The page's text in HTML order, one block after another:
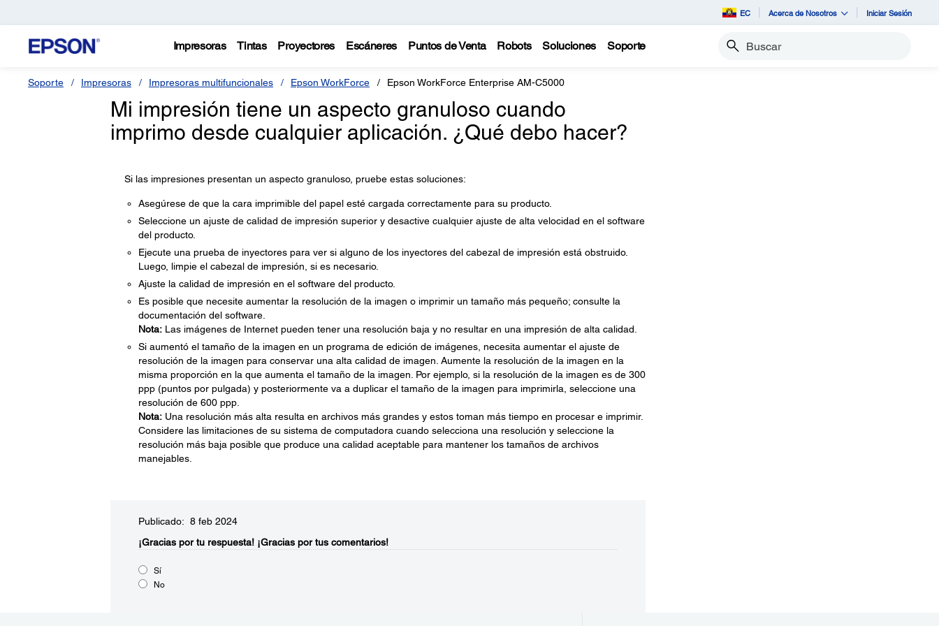
EC Acerca de Nosotros Iniciar Sesión
Impresoras Tintas Proyectores Escáneres Puntos de Venta Robots Soluciones Soporte Buscar
Soporte Impresoras Impresoras multifuncionales Epson WorkForce Epson WorkForce Enterprise AM-C5000
Mi impresión tiene un aspecto granuloso cuando
imprimo desde cualquier aplicación. ¿Qué debo hacer?
Si las impresiones presentan un aspecto granuloso, pruebe estas soluciones:
Asegúrese de que la cara imprimible del papel esté cargada correctamente para su producto.
Seleccione un ajuste de calidad de impresión superior y desactive cualquier ajuste de alta velocidad en el software
del producto.
Ejecute una prueba de inyectores para ver si alguno de los inyectores del cabezal de impresión está obstruido.
Luego, limpie el cabezal de impresión, si es necesario.
Ajuste la calidad de impresión en el software del producto.
Es posible que necesite aumentar la resolución de la imagen o imprimir un tamaño más pequeño; consulte la
documentación del software.
Nota:Las imágenes de Internet pueden tener una resolución baja y no resultar en una impresión de alta calidad.
Si aumentó el tamaño de la imagen en un programa de edición de imágenes, necesita aumentar el ajuste de
resolución de la imagen para conservar una alta calidad de imagen. Aumente la resolución de la imagen en la
misma proporción en la que aumenta el tamaño de la imagen. Por ejemplo, si la resolución de la imagen es de 300
ppp (puntos por pulgada) y posteriormente va a duplicar el tamaño de la imagen para imprimirla, seleccione una
resolución de 600 ppp.
Nota:Una resolución más alta resulta en archivos más grandes y estos toman más tiempo en procesar e imprimir.
Considere las limitaciones de su sistema de computadora cuando selecciona una resolución y seleccione la
resolución más baja posible que produce una calidad aceptable para mantener los tamaños de archivos
manejables.
Publicado: 8 feb 2024
¡Gracias por tu respuesta! ¡Gracias por tus comentarios!
Sí
No